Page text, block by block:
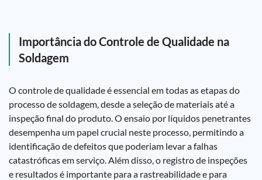
Importância do Controle de Qualidade na
Soldagem
O controle de qualidade é essencial em todas as etapas do
processo de soldagem, desde a seleção de materiais até a
inspeção final do produto. O ensaio por líquidos penetrantes
desempenha um papel crucial neste processo, permitindo a
identificação de defeitos que poderiam levar a falhas
catastróficas em serviço. Além disso, o registro de inspeções
e resultados é importante para a rastreabilidade e para